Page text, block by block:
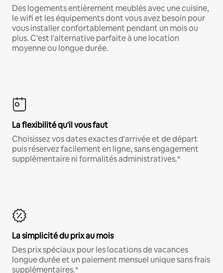
Des logements entièrement meublés avec une cuisine,
le wifi et les équipements dont vous avez besoin pour
vous installer confortablement pendant un mois ou
plus. C'est l'alternative parfaite à une location
moyenne ou longue durée.
La flexibilité qu'il vous faut
Choisissez vos dates exactes d'arrivée et de départ
puis réservez facilement en ligne, sans engagement
supplémentaire ni formalités administratives.*
La simplicité du prix au mois
Des prix spéciaux pour les locations de vacances
longue durée et un paiement mensuel unique sans frais
supplémentaires.*